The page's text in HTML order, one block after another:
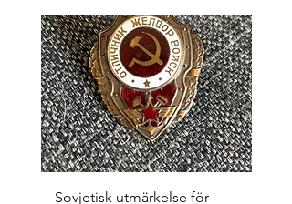
Sovjetisk utmärkelse för